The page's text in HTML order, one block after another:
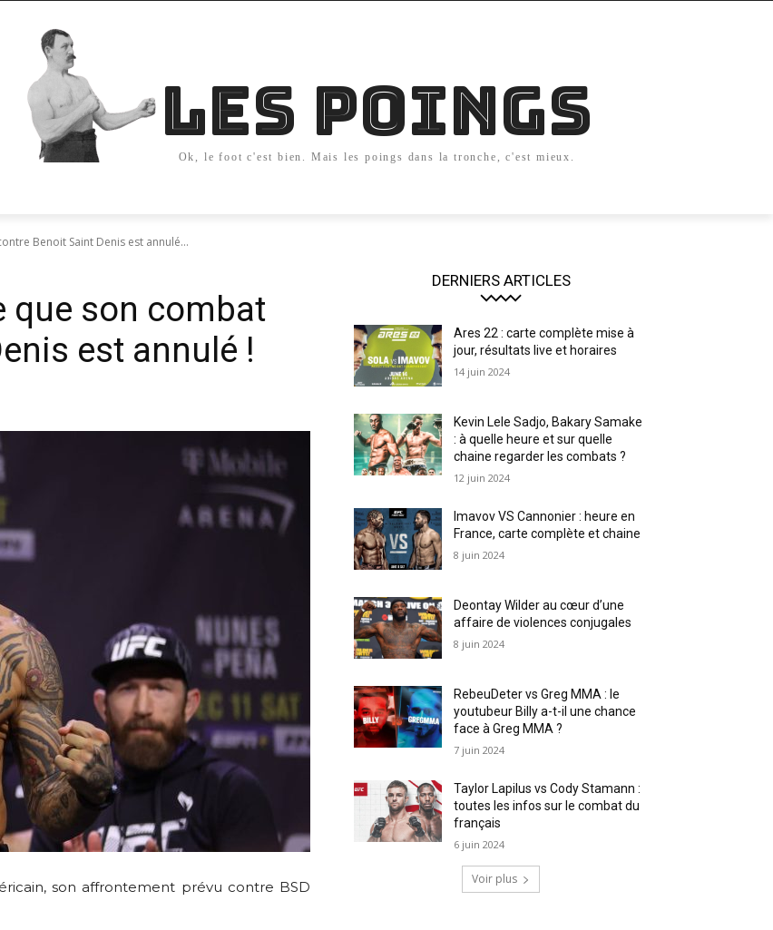
Les Poings
Ok, le foot c'est bien. Mais les poings dans la tronche, c'est mieux.
Benoit Saint Denis est annulé...
que son combat
est annulé !
son affrontement prévu contre BSD
DERNIERS ARTICLES
Ares 22 : carte complète mise à
jour, résultats live et horaires
14 juin 2024
Kevin Lele Sadjo, Bakary Samake
: à quelle heure et sur quelle
chaine regarder les combats ?
12 juin 2024
Imavov VS Cannonier : heure en
France, carte complète et chaine
8 juin 2024
Deontay Wilder au cœur d’une
affaire de violences conjugales
8 juin 2024
RebeuDeter vs Greg MMA : le
youtubeur Billy a-t-il une chance
face à Greg MMA ?
7 juin 2024
Taylor Lapilus vs Cody Stamann :
toutes les infos sur le combat du
français
6 juin 2024
Voir plus